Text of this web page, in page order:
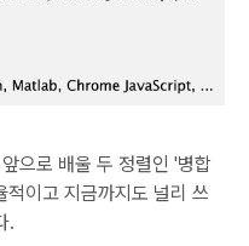
으로 배울 두 정렬인 '병합
이고 지금까지도 널리 쓰
.